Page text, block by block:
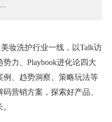
美妆洗护行业一线，以Talk访
势力、Playbook进化论四大
、趋势洞察、策略玩法等
营销方案，探索好产品、